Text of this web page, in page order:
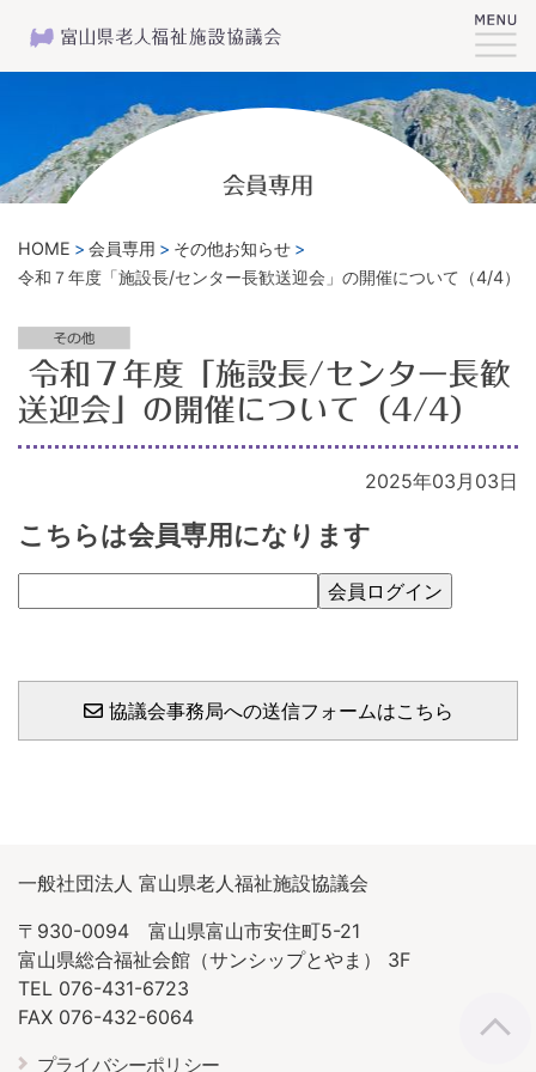
会員専用
HOME 会員専用
その他お知らせ
令和７年度「施設長/センター長歓送迎会」の開催について（4/4）
令和７年度「施設長/センター長歓
送迎会」の開催について（4/4）
2025年03月03日
こちらは会員専用になります
協議会事務局への送信フォームはこちら
一般社団法人 富山県老人福祉施設協議会
〒930-0094 富山県富山市安住町5-21
富山県総合福祉会館（サンシップとやま） 3F
TEL 076-431-6723
FAX 076-432-6064
プライバシーポリシー